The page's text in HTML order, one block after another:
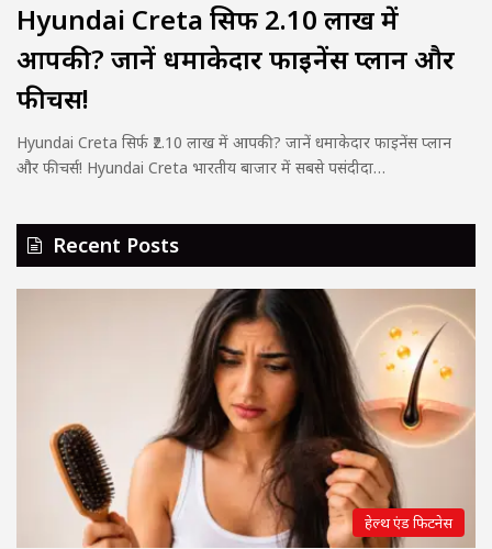
Hyundai Creta सिर्फ ₹2.10 लाख में
आपकी? जानें धमाकेदार फाइनेंस प्लान और
फीचर्स!
Hyundai Creta सिर्फ ₹2.10 लाख में आपकी? जानें धमाकेदार फाइनेंस प्लान
और फीचर्स! Hyundai Creta भारतीय बाजार में सबसे पसंदीदा…
Recent Posts
हेल्थ एंड फिटनेस